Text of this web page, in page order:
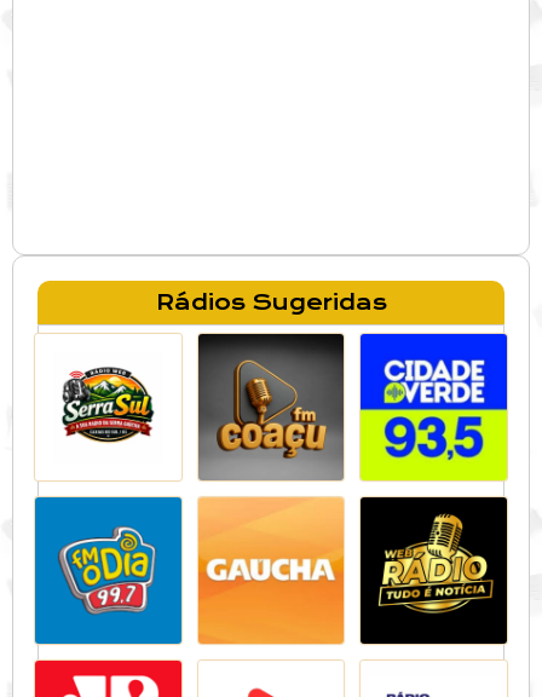
Rádios Sugeridas